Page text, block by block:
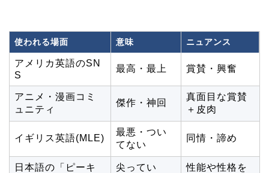
使われる場面 意味 ニュアンス
アメリカ英語のSN
S
最高・最上 賞賛・興奮
アニメ・漫画コミ
ュニティ
傑作・神回
真面目な賞賛
＋皮肉
イギリス英語(MLE)
最悪・つい
てない
同情・諦め
日本語の「ピーキ
尖ってい
性能や性格を